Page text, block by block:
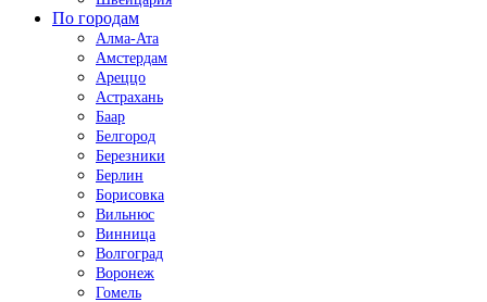
По городам
Алма-Ата
Амстердам
Ареццо
Астрахань
Баар
Белгород
Березники
Берлин
Борисовка
Вильнюс
Винница
Волгоград
Воронеж
Гомель